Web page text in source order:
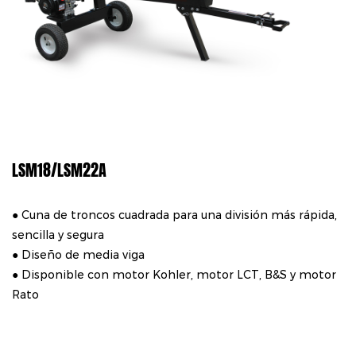
LSM18/LSM22A
● Cuna de troncos cuadrada para una división más rápida,
sencilla y segura
● Diseño de media viga
● Disponible con motor Kohler, motor LCT, B&S y motor
Rato